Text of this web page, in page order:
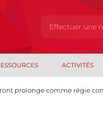
ACTIVITÉS
prolonge comme régie